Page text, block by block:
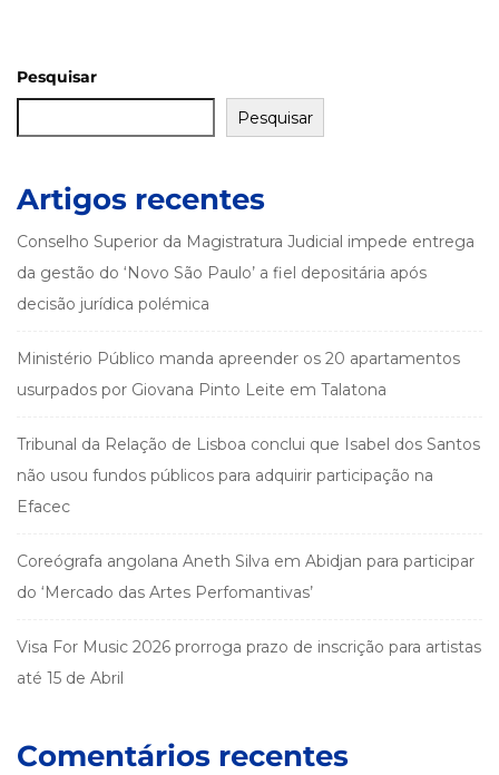
Pesquisar
Pesquisar
Artigos recentes
Conselho Superior da Magistratura Judicial impede entrega
da gestão do ‘Novo São Paulo’ a fiel depositária após
decisão jurídica polémica
Ministério Público manda apreender os 20 apartamentos
usurpados por Giovana Pinto Leite em Talatona
Tribunal da Relação de Lisboa conclui que Isabel dos Santos
não usou fundos públicos para adquirir participação na
Efacec
Coreógrafa angolana Aneth Silva em Abidjan para participar
do ‘Mercado das Artes Perfomantivas’
Visa For Music 2026 prorroga prazo de inscrição para artistas
até 15 de Abril
Comentários recentes